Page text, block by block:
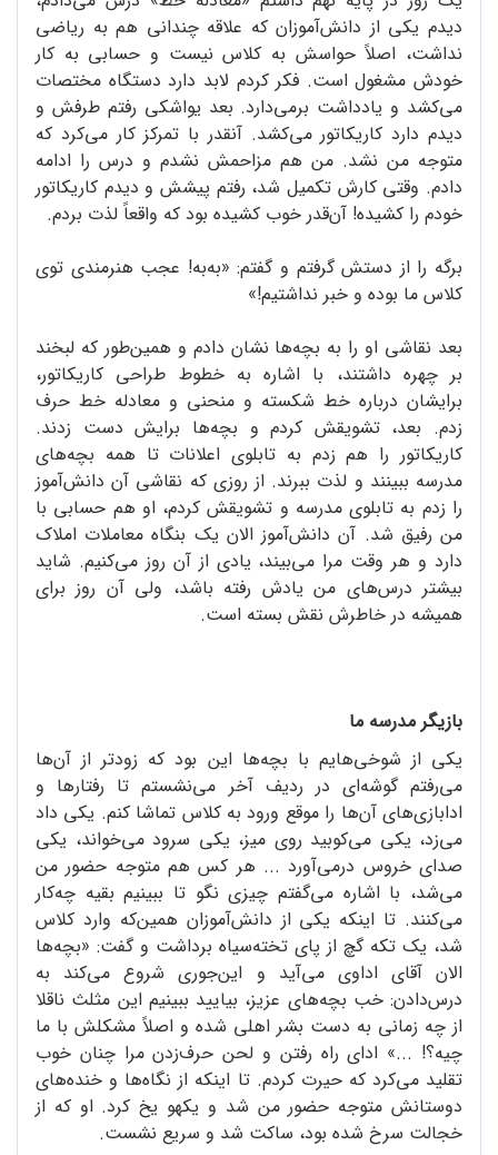
دیدم یکی از دانش‌آموزان که علاقه چندانی هم به ریاضی
نداشت، اصلاً حواسش به کلاس نیست و حسابی به کار
خودش مشغول است. فکر کردم لابد دارد دستگاه مختصات
می‌کشد و یادداشت برمی‌دارد. بعد یواشکی رفتم طرفش و
دیدم دارد کاریکاتور می‌کشد. آنقدر با تمرکز کار می‌کرد که
متوجه من نشد. من هم مزاحمش نشدم و درس را ادامه
دادم. وقتی کارش تکمیل شد، رفتم پیشش و دیدم کاریکاتور
خودم را کشیده! آن‌قدر خوب کشیده بود که واقعاً لذت بردم.
برگه را از دستش گرفتم و گفتم: «به‌به! عجب هنرمندی توی
کلاس ما بوده و خبر نداشتیم!»
بعد نقاشی او را به بچه‌ها نشان دادم و همین‌طور که لبخند
بر چهره داشتند، با اشاره به خطوط طراحی کاریکاتور،
برایشان درباره خط شکسته و منحنی و معادله خط حرف
زدم. بعد، تشویقش کردم و بچه‌ها برایش دست زدند.
کاریکاتور را هم زدم به تابلوی اعلانات تا همه بچه‌های
مدرسه ببینند و لذت ببرند. از روزی که نقاشی آن دانش‌آموز
را زدم به تابلوی مدرسه و تشویقش کردم، او هم حسابی با
من رفیق شد. آن دانش‌آموز الان یک بنگاه معاملات املاک
دارد و هر وقت مرا می‌بیند، یادی از آن روز می‌کنیم. شاید
بیشتر درس‌های من یادش رفته باشد، ولی آن روز برای
همیشه در خاطرش نقش بسته است.
بازیگر مدرسه ما
یکی از شوخی‌هایم با بچه‌ها این بود که زودتر از آن‌ها
می‌رفتم گوشه‌ای در ردیف آخر می‌نشستم تا رفتارها و
ادابازی‌های آن‌ها را موقع ورود به کلاس تماشا کنم. یکی داد
می‌زد، یکی می‌کوبید روی میز، یکی سرود می‌خواند، یکی
صدای خروس در‌می‌آورد ... هر کس هم متوجه حضور من
می‌شد، با اشاره می‌گفتم چیزی نگو تا ببینیم بقیه چه‌کار
می‌کنند. تا اینکه یکی از دانش‌آموزان همین‌که وارد کلاس
شد، یک تکه گچ از پای تخته‌سیاه برداشت و گفت: «بچه‌ها
الان آقای اداوی می‌آید و این‌جوری شروع می‌کند به
درس‌دادن: خب بچه‌های عزیز، بیایید ببینیم این مثلث ناقلا
از چه زمانی به دست بشر اهلی شده و اصلاً مشکلش با ما
چیه؟! ...» ادای راه رفتن و لحن حرف‌زدن مرا چنان خوب
تقلید می‌کرد که حیرت کردم. تا اینکه از نگاه‌ها و خنده‌های
دوستانش متوجه حضور من شد و یکهو یخ کرد. او که از
خجالت سرخ شده بود، ساکت شد و سریع نشست.